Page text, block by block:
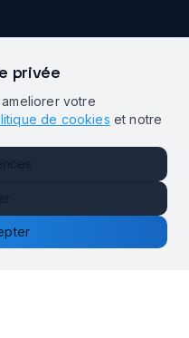
privée
votre
de cookies et notre